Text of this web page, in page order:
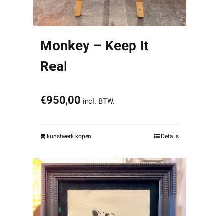
Monkey – Keep It
Real
€950,00 incl. BTW.
kunstwerk kopen Details